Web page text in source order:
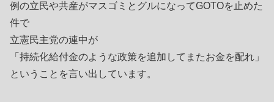
例の立民や共産がマスゴミとグルになってGOTOを止めた
件で
立憲民主党の連中が
「持続化給付金のような政策を追加してまたお金を配れ」
ということを言い出しています。